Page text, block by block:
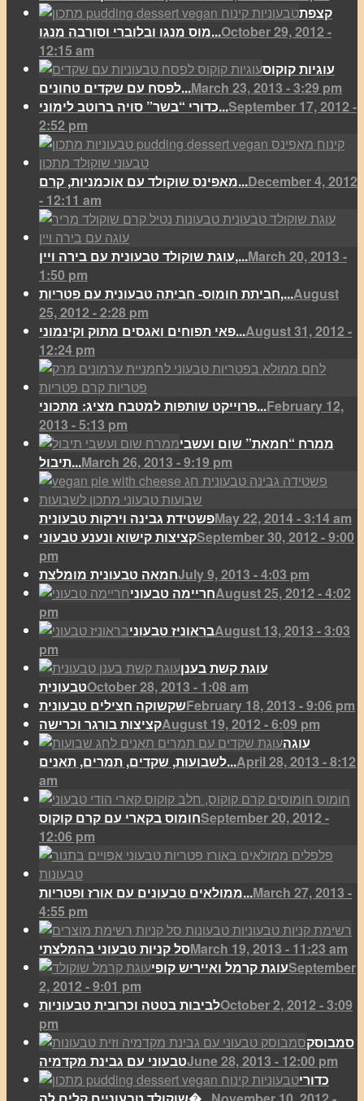
קצפת
מוס מנגו ובלוברי וסורבה מנגו...October 29, 2012 -
12:15 am
עוגיות קוקוס
לפסח עם שקדים טחונים...March 23, 2013 - 3:29 pm
כדורי “בשר” סויה ברוטב לימוני...September 17, 2012 -
2:52 pm
מאפינס שוקולד עם אוכמניות, קרם...December 4, 2012
- 12:11 am
עוגת שוקולד טבעונית עם בירה ויין,...March 20, 2013 -
1:50 pm
חביתת חומוס- חביתה טבעונית עם פטריות,...August
25, 2012 - 2:28 pm
פאי תפוחים ואגסים מתוק וקינמוני...August 31, 2012 -
12:24 pm
פרוייקט שותפות למטבח מציג: מתכוני...February 12,
2013 - 5:13 pm
ממרח “חמאת” שום ועשבי
תיבול...March 26, 2013 - 9:19 pm
פשטידת גבינה וירקות טבעוניתMay 22, 2014 - 3:14 am
קציצות קישוא ונענע טבעוניSeptember 30, 2012 - 9:00
pm
חמאה טבעונית מומלצתJuly 9, 2013 - 4:03 pm
חריימה טבעוניAugust 25, 2012 - 4:02
pm
בראוניז טבעוניAugust 13, 2013 - 3:03
pm
עוגת קשת בענן
טבעוניתOctober 28, 2013 - 1:08 am
שקשוקה חצילים טבעוניתFebruary 18, 2013 - 9:06 pm
קציצות בורגר וכרישהAugust 19, 2012 - 6:09 pm
עוגה
לשבועות, שקדים, תמרים, תאנים...April 28, 2013 - 8:12
am
חומוס בקארי עם קרם קוקוסSeptember 20, 2012 -
12:06 pm
ממולאים טבעונים עם אורז ופטריות...March 27, 2013 -
4:55 pm
סל קניות טבעוני בהמלצתיMarch 19, 2013 - 11:23 am
עוגת קרמל ואייריש קופיSeptember
2, 2012 - 9:01 pm
לביבות בטטה וכרובית טבעוניותOctober 2, 2012 - 3:09
pm
סמבוסק
טבעוני עם גבינת מקדמיהJune 28, 2013 - 12:00 pm
כדורי